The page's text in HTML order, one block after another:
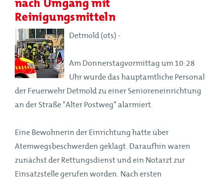
Reinigungsmitteln
Detmold (ots) -
Am Donnerstagvormittag um 10:28
Uhr wurde das hauptamtliche Personal
der Feuerwehr Detmold zu einer Senioreneinrichtung
an der Straße "Alter Postweg" alarmiert.
Eine Bewohnerin der Einrichtung hatte über
Atemwegsbeschwerden geklagt. Daraufhin waren
zunächst der Rettungsdienst und ein Notarzt zur
Einsatzstelle gerufen worden. Nach ersten